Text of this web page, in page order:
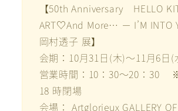
【50th Anniversary HELLO
ART♡And More… － I’M INTO
岡村透子 展】
会期：10月31日(木)～11月6日
営業時間：10：30～20：30
18 時閉場
会場： Artglorieux GALLERY OF